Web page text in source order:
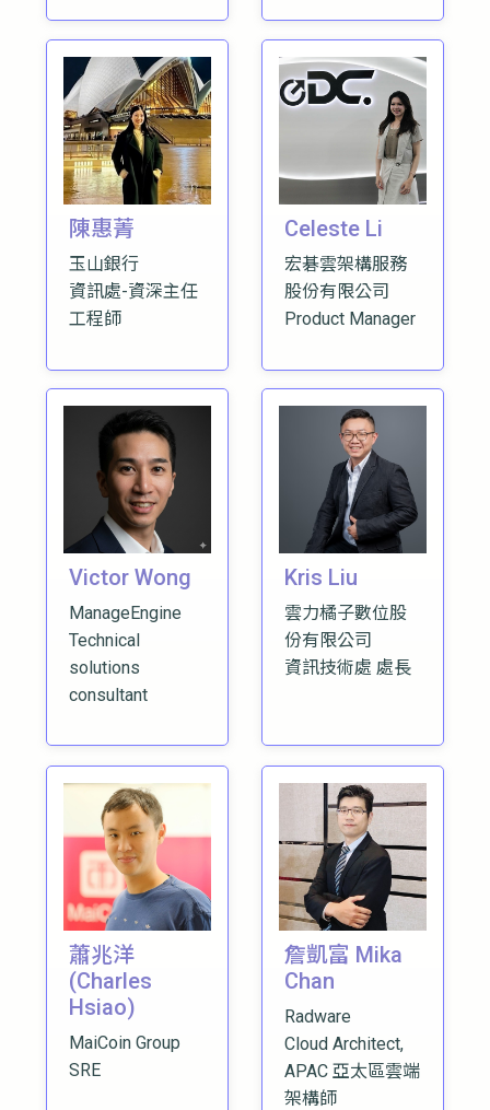
陳惠菁
玉山銀行
資訊處-資深主任
工程師
Celeste Li
宏碁雲架構服務
股份有限公司
Product Manager
Victor Wong
ManageEngine
Technical
solutions
consultant
Kris Liu
雲力橘子數位股
份有限公司
資訊技術處 處長
蕭兆洋
(Charles
Hsiao)
MaiCoin Group
SRE
詹凱富 Mika
Chan
Radware
Cloud Architect,
APAC 亞太區雲端
架構師